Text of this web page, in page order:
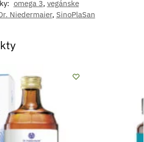
omega 3, vegánske
Niedermaier, SinoPlaSan